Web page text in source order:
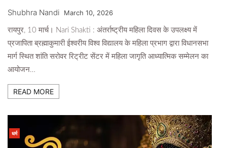
Shubhra Nandi March 10, 2026
रायपुर, 10 मार्च। Nari Shakti : अंतर्राष्ट्रीय महिला दिवस के उपलक्ष्य में
प्रजापिता ब्रह्माकुमारी ईश्वरीय विश्व विद्यालय के महिला प्रभाग द्वारा विधानसभा
मार्ग स्थित शांति सरोवर रिट्रीट सेंटर में महिला जागृति आध्यात्मिक सम्मेलन का
आयोजन…
READ MORE
धर्म